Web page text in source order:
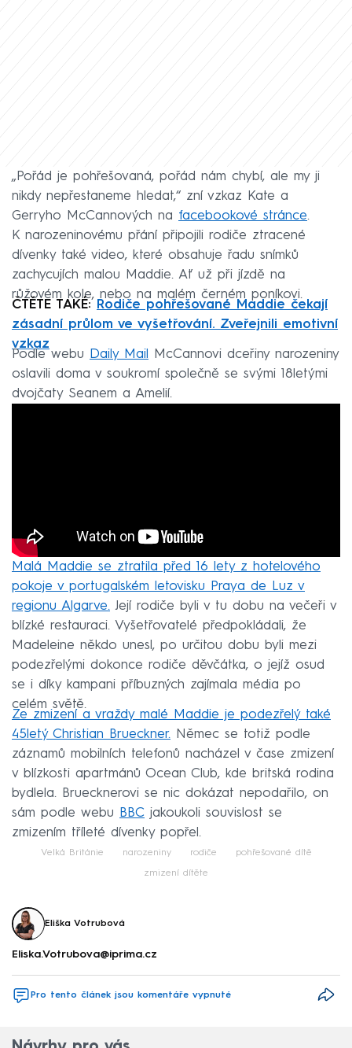
„Pořád je pohřešovaná, pořád nám chybí, ale my ji
nikdy nepřestaneme hledat,“ zní vzkaz Kate a
Gerryho McCannových na facebookové stránce.
K narozeninovému přání připojili rodiče ztracené
dívenky také video, které obsahuje řadu snímků
zachycujích malou Maddie. Ať už při jízdě na
růžovém kole, nebo na malém černém poníkovi.
ČTĚTE TAKÉ: Rodiče pohřešované Maddie čekají
zásadní průlom ve vyšetřování. Zveřejnili emotivní
vzkaz
Podle webu Daily Mail McCannovi dceřiny narozeniny
oslavili doma v soukromí společně se svými 18letými
dvojčaty Seanem a Amelií.
Malá Maddie se ztratila před 16 lety z hotelového
pokoje v portugalském letovisku Praya de Luz v
regionu Algarve. Její rodiče byli v tu dobu na večeři v
blízké restauraci. Vyšetřovatelé předpokládali, že
Madeleine někdo unesl, po určitou dobu byli mezi
podezřelými dokonce rodiče děvčátka, o jejíž osud
se i díky kampani příbuzných zajímala média po
celém světě.
Ze zmizení a vraždy malé Maddie je podezřelý také
45letý Christian Brueckner. Němec se totiž podle
záznamů mobilních telefonů nacházel v čase zmizení
v blízkosti apartmánů Ocean Club, kde britská rodina
bydlela. Bruecknerovi se nic dokázat nepodařilo, on
sám podle webu BBC jakoukoli souvislost se
zmizením tříleté dívenky popřel.
Velká Británie narozeniny rodiče pohřešované dítě
zmizení dítěte
Eliška Votrubová
Eliska.Votrubova@iprima.cz
Pro tento článek jsou komentáře vypnuté